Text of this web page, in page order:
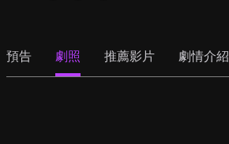
預告 劇照 推薦影片 劇情介紹